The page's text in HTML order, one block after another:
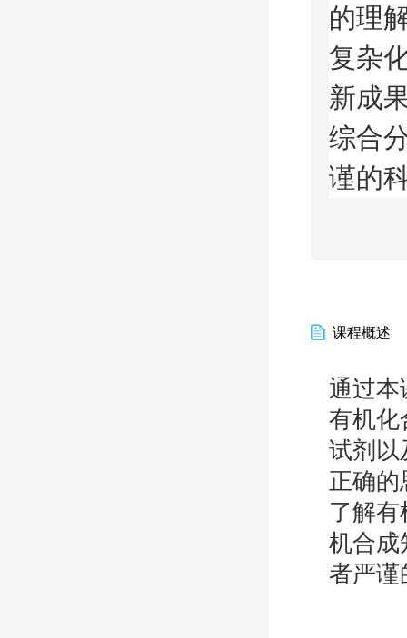
的理
复杂
新成
综合
谨的
课程概述
通过本
有机化
试剂以
正确的
了解
机合成
者严谨